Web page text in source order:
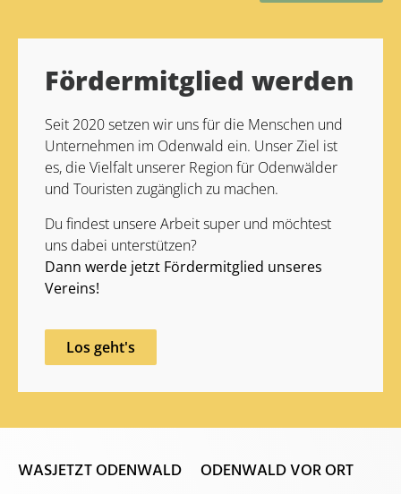
Fördermitglied werden
Seit 2020 setzen wir uns für die Menschen und
Unternehmen im Odenwald ein. Unser Ziel ist
es, die Vielfalt unserer Region für Odenwälder
und Touristen zugänglich zu machen.
Du findest unsere Arbeit super und möchtest
uns dabei unterstützen?
Dann werde jetzt Fördermitglied unseres
Vereins!
Los geht's
WASJETZT ODENWALD ODENWALD VOR ORT